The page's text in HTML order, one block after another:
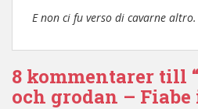
E non ci fu verso di cavarne altro.
8 kommentarer till
och grodan –